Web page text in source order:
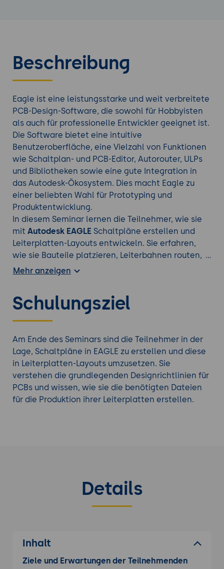
Beschreibung
Eagle ist eine leistungsstarke und weit verbreitete
PCB-Design-Software, die sowohl für Hobbyisten
als auch für professionelle Entwickler geeignet ist.
Die Software bietet eine intuitive
Benutzeroberfläche, eine Vielzahl von Funktionen
wie Schaltplan- und PCB-Editor, Autorouter, ULPs
und Bibliotheken sowie eine gute Integration in
das Autodesk-Ökosystem. Dies macht Eagle zu
einer beliebten Wahl für Prototyping und
Produktentwicklung.
In diesem Seminar lernen die Teilnehmer, wie sie
mit Autodesk EAGLESchaltpläne erstellen und
Leiterplatten-Layouts entwickeln. Sie erfahren,
wie sie Bauteile platzieren, Leiterbahnen routen,
benutzerdefinierte Bauteile erstellen und PCB-
das Gelernte direkt anzuwenden und eigene
elektronische Projekte zu realisieren.
Weiterbildung mit noch mehr passendenAutodesk
Trainings.
Mehr anzeigen
Schulungsziel
Am Ende des Seminars sind die Teilnehmer in der
Lage, Schaltpläne in EAGLE zu erstellen und diese
in Leiterplatten-Layouts umzusetzen. Sie
verstehen die grundlegenden Designrichtlinien für
PCBs und wissen, wie sie die benötigten Dateien
für die Produktion ihrer Leiterplatten erstellen.
Details
Inhalt
Ziele und Erwartungen der Teilnehmenden